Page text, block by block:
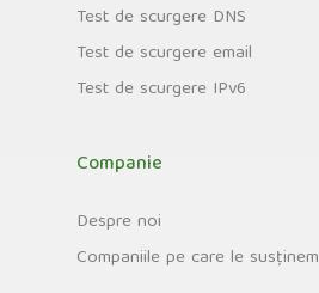
Test de scurgere DNS
Test de scurgere email
Test de scurgere IPv6
Companie
Despre noi
Companiile pe care le susținem